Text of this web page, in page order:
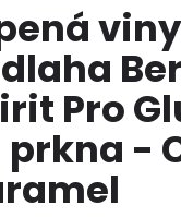
Pro
prkna -
PODLAHA DUB